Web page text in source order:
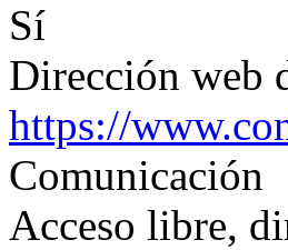
Sí
Dirección web
https://
Comunicación
Acceso libre,